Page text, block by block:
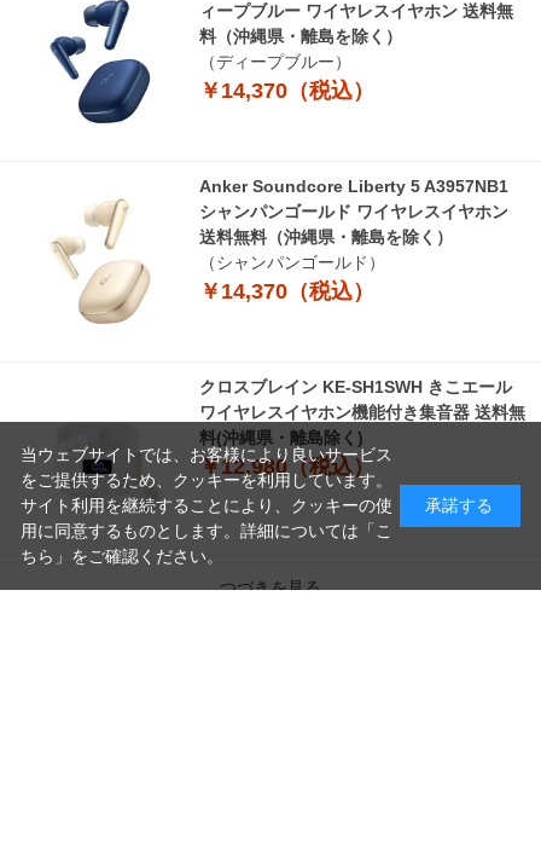
ィープブルー ワイヤレスイヤホン 送料無
料（沖縄県・離島を除く）
（ディープブルー）
￥14,370（税込）
Anker Soundcore Liberty 5 A3957NB1
シャンパンゴールド ワイヤレスイヤホン
送料無料（沖縄県・離島を除く）
（シャンパンゴールド）
￥14,370（税込）
クロスブレイン KE-SH1SWH きこエール
ワイヤレスイヤホン機能付き集音器 送料無
料(沖縄県・離島除く)
￥12,980（税込）
つづきを見る
当ウェブサイトでは、お客様により良いサービス
をご提供するため、クッキーを利用しています。
サイト利用を継続することにより、クッキーの使
用に同意するものとします。詳細については「 こ
ちら 」をご確認ください。
承諾する